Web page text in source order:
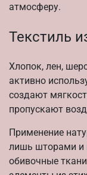
атмосферу.
Текстиль
Хлопок, лен,
активно
создают
пропускают
Применение
лишь шторами и
обивочные